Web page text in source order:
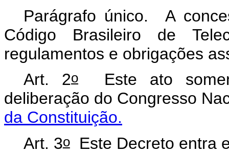
Parágrafo único. A
Código Brasileiro de
regulamentos e obrigações
Art. 2o
Este ato
deliberação do Congresso
da Constituição.
Art. 3oEste Decreto entra